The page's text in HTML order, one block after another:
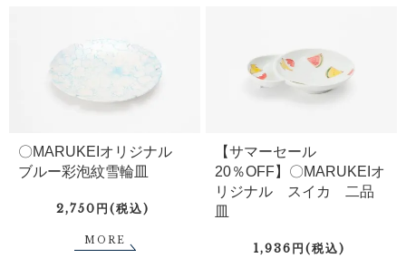
〇MARUKEIオリジナル
ブルー彩泡紋雪輪皿
2,750円(税込)
MORE
【サマーセール
20％OFF】〇MARUKEIオ
リジナル スイカ 二品
皿
1,936円(税込)